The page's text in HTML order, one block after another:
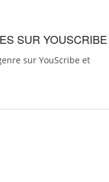
SUR YOUSCRIBE
sur YouScribe et